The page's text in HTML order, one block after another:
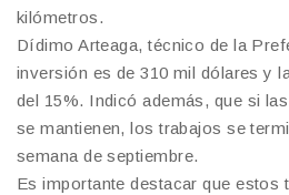
kilómetros.
Dídimo Arteaga, técnico de la
inversión es de 310 mil dólares y
del 15%. Indicó además, que si
se mantienen, los trabajos se
semana de septiembre.
Es importante destacar que estos